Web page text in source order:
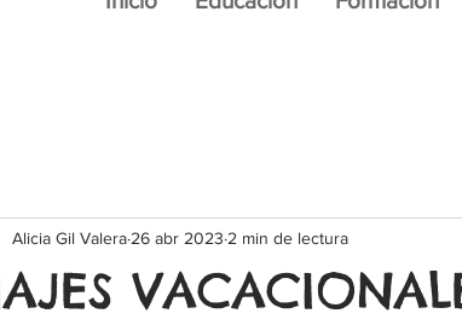
Alicia Gil Valera 26 abr 2023 2 min de lectura